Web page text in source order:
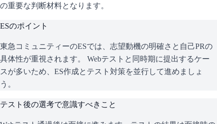
の重要な判断材料となります。
ESのポイント
東急コミュニティーのESでは、志望動機の明確さと自己PRの
具体性が重視されます。 Webテストと同時期に提出するケー
スが多いため、ES作成とテスト対策を並行して進めましょ
う。
テスト後の選考で意識すべきこと